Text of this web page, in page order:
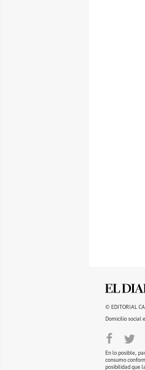
© EDITORIAL
Domicilio social
En lo posible,
consumo
posibilidad que